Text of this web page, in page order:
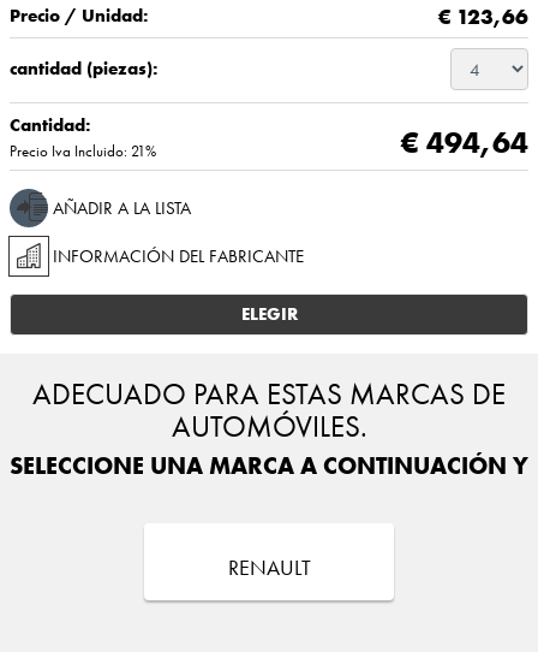
Precio / Unidad: € 123,66
cantidad (piezas):
Cantidad:
Precio Iva Incluido: 21% € 494,64
AÑADIR A LA LISTA
INFORMACIÓN DEL FABRICANTE
ELEGIR
ADECUADO PARA ESTAS MARCAS DE
AUTOMÓVILES.
SELECCIONE UNA MARCA A CONTINUACIÓN Y
RENAULT